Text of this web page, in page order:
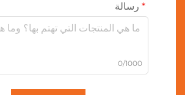
رسالة
0/1000